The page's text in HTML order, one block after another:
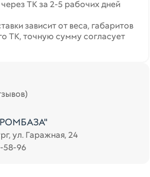
ТК за 2-5 рабочих дней
зависит от веса, габаритов
ТК, точную сумму согласует
ул. Гаражная, 24
58-96